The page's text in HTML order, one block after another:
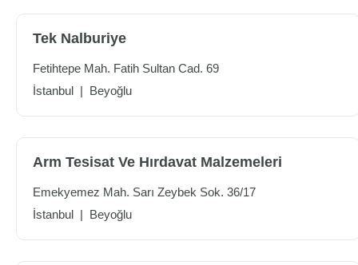
Tek Nalburiye
Fetihtepe Mah. Fatih Sultan Cad. 69
İstanbul | Beyoğlu
Arm Tesisat Ve Hırdavat Malzemeleri
Emekyemez Mah. Sarı Zeybek Sok. 36/17
İstanbul | Beyoğlu